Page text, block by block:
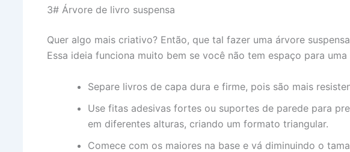
3# Árvore de livro suspensa
Quer algo mais criativo? Então, que tal fazer uma árvore
Essa ideia funciona muito bem se você não tem espaço para
Separe livros de capa dura e firme, pois são mais
Use fitas adesivas fortes ou suportes de parede para
em diferentes alturas, criando um formato triangular.
Comece com os maiores na base e vá diminuindo o